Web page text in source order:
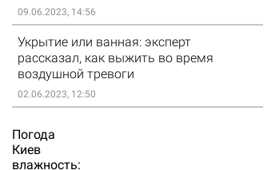
09.06.2023, 14:56
Укрытие или ванная: эксперт
рассказал, как выжить во время
воздушной тревоги
02.06.2023, 12:50
Погода
Киев
влажность: